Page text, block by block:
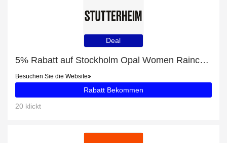
Deal
5% Rabatt auf Stockholm Opal Women Raincoat
Besuchen Sie die Website
Rabatt Bekommen
20 klickt